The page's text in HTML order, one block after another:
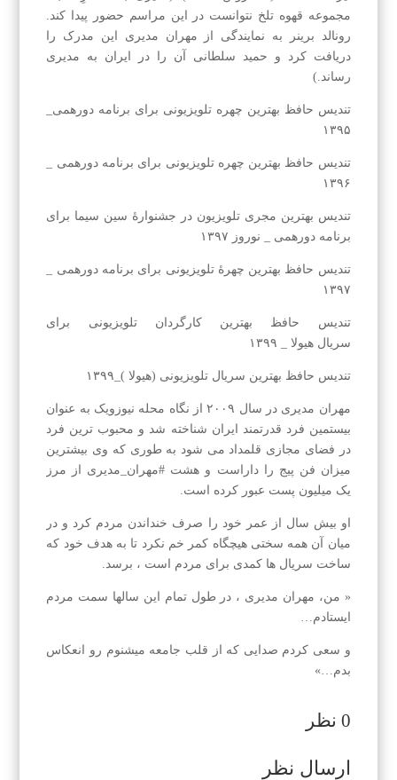
مجموعه قهوه تلخ نتوانست در این مراسم حضور پیدا کند.
رونالد برینر به نمایندگی از مهران مدیری این مدرک را
دریافت کرد و حمید سلطانی آن را در ایران به مدیری
رساند.)
تندیس حافظ بهترین چهره تلویزیونی برای برنامه دورهمی_
۱۳۹۵
تندیس حافظ بهترین چهره تلویزیونی برای برنامه دورهمی _
۱۳۹۶
تندیس بهترین مجری تلویزیون در جشنوارهٔ سین سیما برای
برنامه دورهمی _ نوروز ۱۳۹۷
تندیس حافظ بهترین چهرهٔ تلویزیونی برای برنامه دورهمی _
۱۳۹۷
تندیس حافظ بهترین کارگردان تلویزیونی برای
سریال هیولا _ ۱۳۹۹
تندیس حافظ بهترین سریال تلویزیونی (هیولا )_۱۳۹۹
مهران مدیری در سال ۲۰۰۹ از نگاه محله نیوزویک به عنوان
بیستمین فرد قدرتمند ایران شناخته شد و محبوب ترین فرد
در فضای مجازی قلمداد می شود به طوری که وی بیشترین
میزان فن پیج را داراست و هشت #مهران_مدیری از مرز
یک میلیون پست عبور کرده است.
او بیش سال از عمر خود را صرف خنداندن مردم کرد و در
میان آن همه سختی هیچگاه کمر خم نکرد تا به هدف خود که
ساخت سریال ها کمدی برای مردم است ، برسد.
« من، مهران مدیری ، در طول تمام این سالها سمت مردم
ایستادم…
و سعی کردم صدایی که از قلب جامعه میشنوم رو انعکاس
بدم…»
0 نظر
ارسال نظر